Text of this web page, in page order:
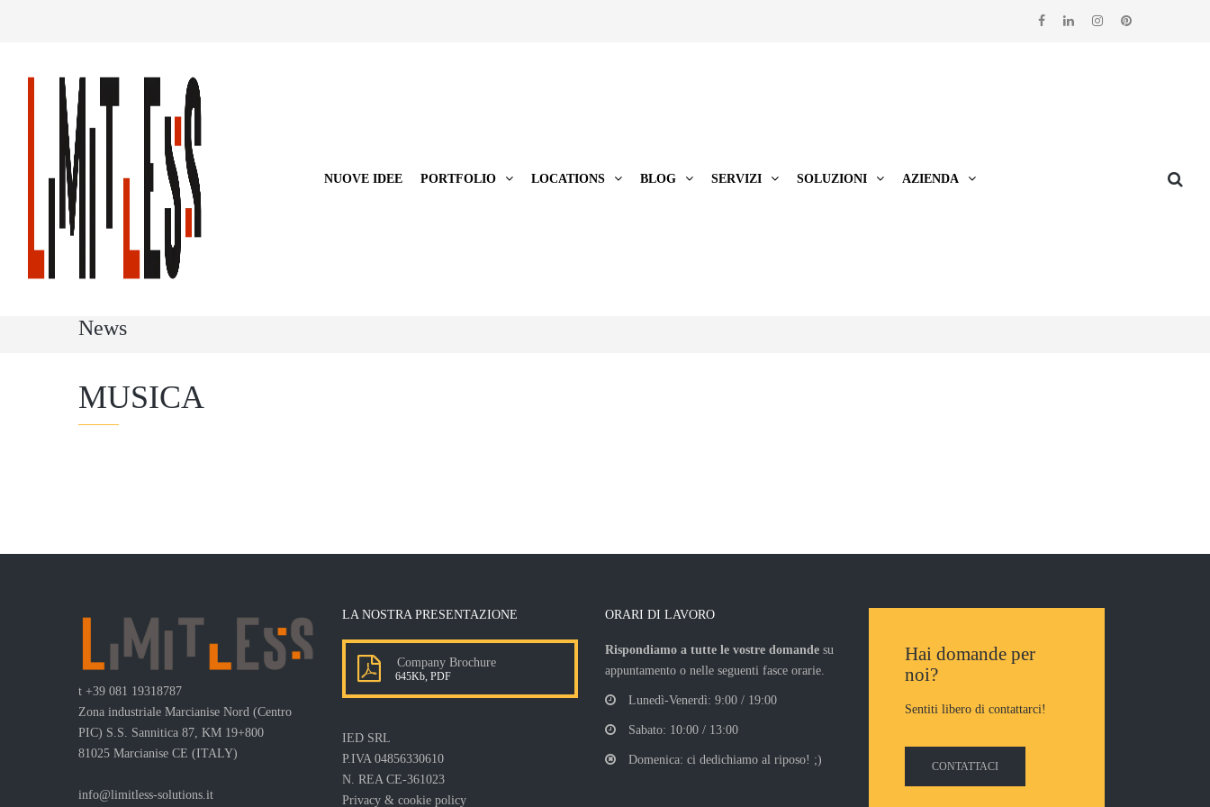
NUOVE IDEE PORTFOLIO LOCATIONS BLOG SERVIZI SOLUZIONI AZIENDA
News
MUSICA
t +39 081 19318787
Zona industriale Marcianise Nord (Centro
PIC) S.S. Sannitica 87, KM 19+800
81025 Marcianise CE (ITALY)
info@limitless-solutions.it
LA NOSTRA PRESENTAZIONE
Company Brochure
645Kb, PDF
IED SRL
P.IVA 04856330610
N. REA CE-361023
Privacy & cookie policy
ORARI DI LAVORO
Rispondiamo a tutte le vostre domande su
appuntamento o nelle seguenti fasce orarie.
Lunedì-Venerdì: 9:00 / 19:00
Sabato: 10:00 / 13:00
Domenica: ci dedichiamo al riposo! ;)
Hai domande per
noi?
Sentiti libero di contattarci!
CONTATTACI